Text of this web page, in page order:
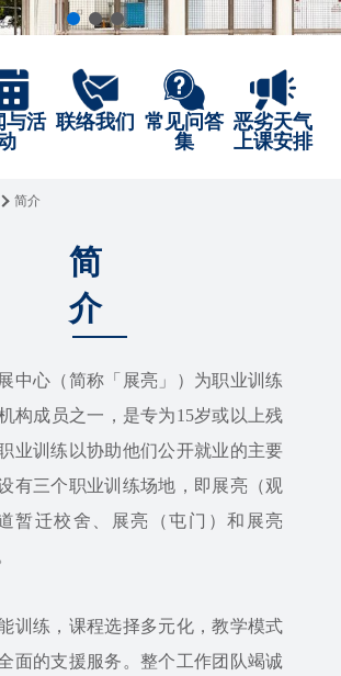
与活 联络我们 常见问答
集
恶劣天气
上课安排
简介
简
介
中心（简称「展亮」）为职业训练
构成员之一，是专为15岁或以上残
业训练以协助他们公开就业的主要
有三个职业训练场地，即展亮（观
暂迁校舍、展亮（屯门）和展亮
训练，课程选择多元化，教学模式
面的支援服务。整个工作团队竭诚